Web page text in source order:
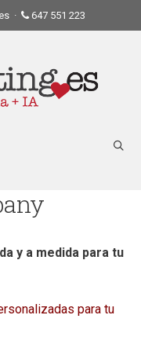
· 647 551 223
y a medida para tu
para tu